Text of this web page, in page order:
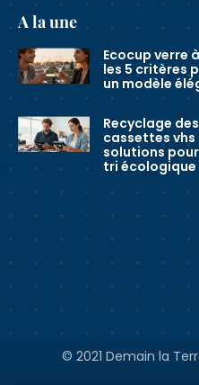
A la une
Ecocup verre
les 5 critères
un modèle
Recyclage des
cassettes vhs
solutions
tri écologique
© 2021 Demain la